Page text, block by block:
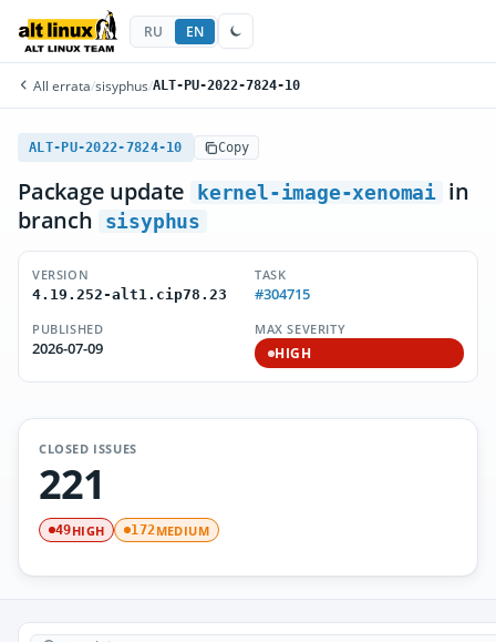
RU EN
All errata/sisyphus/ALT-PU-2022-7824-10
ALT-PU-2022-7824-10 Copy
Package update kernel-image-xenomai in
branch
sisyphus
VERSION
4.19.252-alt1.cip78.23
TASK
#304715
PUBLISHED
2026-07-09
MAX SEVERITY
HIGH
CLOSED ISSUES
221
49HIGH 172MEDIUM